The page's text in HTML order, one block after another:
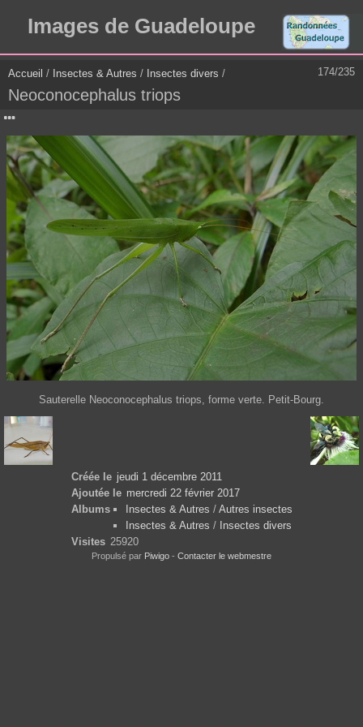
Images de Guadeloupe
174/235
Accueil / Insectes & Autres / Insectes divers /
Neoconocephalus triops
Sauterelle Neoconocephalus triops, forme verte. Petit-Bourg.
Créée le jeudi 1 décembre 2011
Ajoutée le mercredi 22 février 2017
Albums
Insectes & Autres / Autres insectes
Insectes & Autres / Insectes divers
Visites 25920
Propulsé par Piwigo - Contacter le webmestre